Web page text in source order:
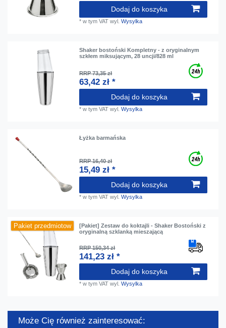
Dodaj do koszyka
*w tym VAT wyl.Wysylka
Shaker bostoński Kompletny - z oryginalnym
szkłem miksującym, 28 uncji/828 ml
RRP 73,35 zł
63,42 zł *
Dodaj do koszyka
*w tym VAT wyl.Wysylka
Łyżka barmańska
RRP 16,40 zł
15,49 zł *
Dodaj do koszyka
*w tym VAT wyl.Wysylka
Pakiet przedmiotow
[Pakiet] Zestaw do koktajli - Shaker Bostoński z
oryginalną szklanką mieszającą
RRP 150,34 zł
141,23 zł *
Dodaj do koszyka
*w tym VAT wyl.Wysylka
Może Cię również zainteresować: